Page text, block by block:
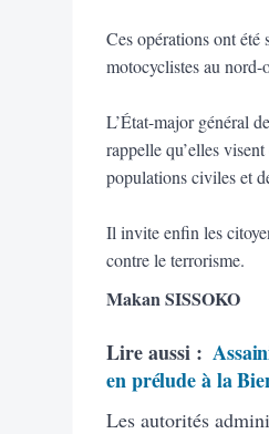
Ces opérations ont été
motocyclistes au nord-
L’État-major général
rappelle qu’elles
populations civiles et
Il invite enfin les
contre le terrorisme.
Makan SISSOKO
Lire aussi :
en prélude à la
Les autorités